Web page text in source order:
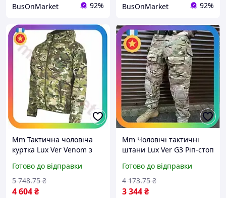
BusOnMarket 92% BusOnMarket 92%
Mm Тактична чоловіча
куртка Lux Ver Venom з
для військовослужбовців
осінь камуфляж Maxi7\Q
Готово до відправки
4 604₴
5 748.75 ₴
Mm Чоловічі тактичні
штани Lux Ver G3 Ріп-стоп
Мультикам для
військовослужбовців каму
Maxi7\Q
Готово до відправки
3 344₴
4 173.75 ₴